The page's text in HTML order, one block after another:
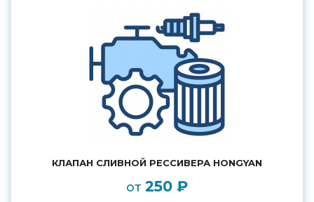
КЛАПАН СЛИВНОЙ РЕССИВЕРА HONGYAN
от 250 ₽